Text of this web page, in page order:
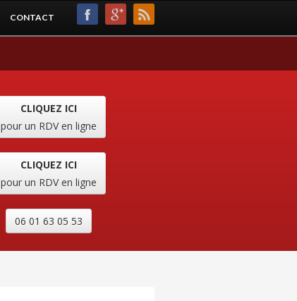
CONTACT
CLIQUEZ ICI
pour un RDV en ligne
CLIQUEZ ICI
pour un RDV en ligne
06 01 63 05 53